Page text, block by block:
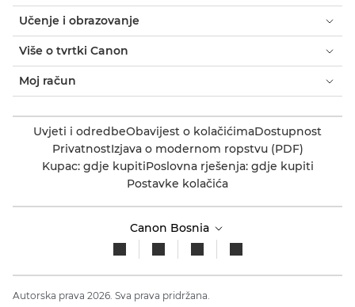
Učenje i obrazovanje
Više o tvrtki Canon
Moj račun
Uvjeti i odredbeObavijest o kolačićimaDostupnost
PrivatnostIzjava o modernom ropstvu (PDF)
Kupac: gdje kupitiPoslovna rješenja: gdje kupiti
Postavke kolačića
Canon Bosnia
Autorska prava 2026. Sva prava pridržana.